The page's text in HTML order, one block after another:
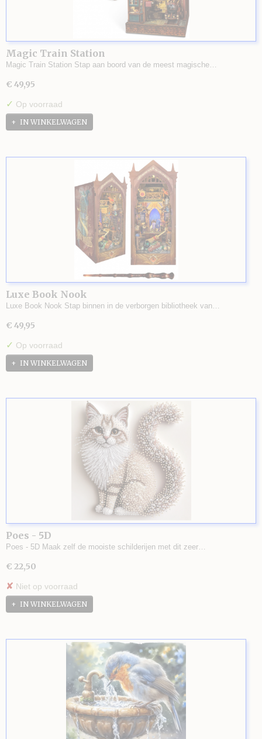
Magic Train Station
Magic Train Station Stap aan boord van de meest magische…
€ 49,95
✓ Op voorraad
IN WINKELWAGEN
Luxe Book Nook
Luxe Book Nook Stap binnen in de verborgen bibliotheek van…
€ 49,95
✓ Op voorraad
IN WINKELWAGEN
Poes - 5D
Poes - 5D Maak zelf de mooiste schilderijen met dit zeer…
€ 22,50
✘ Niet op voorraad
IN WINKELWAGEN